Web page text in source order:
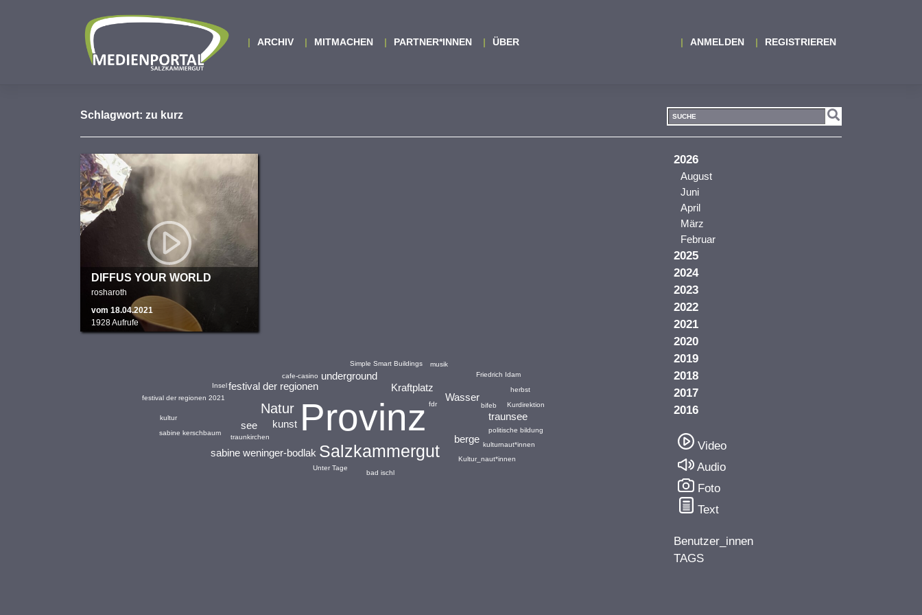
ARCHIV MITMACHEN PARTNER*INNEN ÜBER ANMELDEN REGISTRIEREN
Schlagwort: zu kurz
DIFFUS YOUR WORLD
rosharoth
vom 18.04.2021
1928 Aufrufe
Provinz
Salzkammergut
Natur
Wasser
Kraftplatz
festival der regionen
see
traunsee
berge
sabine weninger-bodlak
underground
kunst
traunkirchen
cafe-casino
Kurdirektion
bifeb
fdr
politische bildung
Unter Tage
kulturnaut*innen
Insel
Simple Smart Buildings
festival der regionen 2021
sabine kerschbaum
herbst
Kultur_naut*innen
bad ischl
musik
Friedrich Idam
kultur
2026
August
Juni
April
März
Februar
2025
2024
2023
2022
2021
2020
2019
2018
2017
2016
Video
Audio
Foto
Text
Benutzer_innen
TAGS